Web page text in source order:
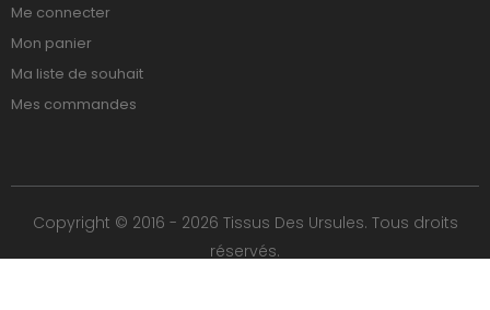
Me connecter
Mon panier
Ma liste de souhait
Mes commandes
Copyright © 2016 - 2026 Tissus Des Ursules. Tous droits
réservés.